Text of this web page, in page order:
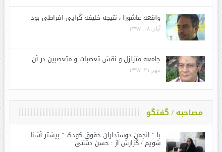
واقعه عاشورا ، نتیجه خلیفه گرایی افراطی بود
آبان ۰۸, ۱۳۹۷
جامعه متزلزل و نقش تعصبات و متعصبین در آن
مهر ۲۱, ۱۳۹۷
مصاحبه / گفتگو
با ” انجمن دوستداران حقوق کودک ” بیشتر آشنا
شویم / گزارش از : حسن دشتی